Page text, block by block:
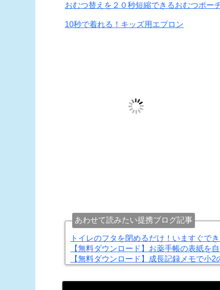
おむつ替えを２０秒短縮できるおむつポー
10秒で着れる！キッズ用エプロン
あわせて読みたい提携ブログ記事
トイレのフタを閉めるだけ！いますぐで
【無料ダウンロード】お薬手帳の表紙を
【無料ダウンロード】成長記録メモで小